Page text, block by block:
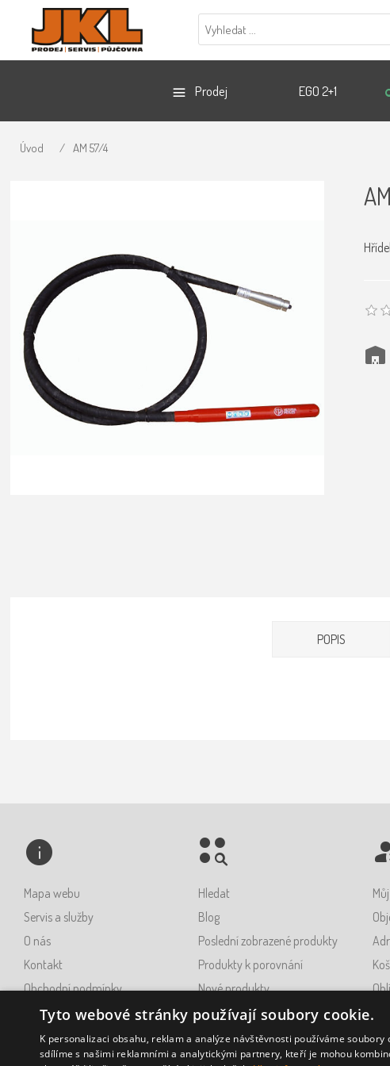
Prodej EGO 2+1
Úvod / AM 57/4
POPIS
Mapa webu
Servis a služby
O nás
Kontakt
Obchodní podmínky
Ochrana osobních údajů GDPR
Napište nám
Hledat
Blog
Poslední zobrazené produkty
Produkty k porovnání
Nové produkty
Tyto webové stránky používají soubory cookie.
K personalizaci obsahu, reklam a analýze návštěvnosti používáme
sdílíme s našimi reklamními a analytickými partnery, kteří je mohou